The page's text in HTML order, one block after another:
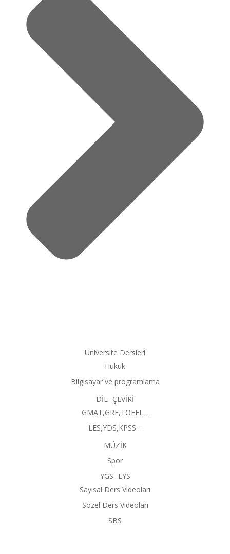
Üniversite Dersleri
Hukuk
Bilgisayar ve programlama
DİL- ÇEVİRİ
GMAT,GRE,TOEFL…
LES,YDS,KPSS…
MÜZİK
Spor
YGS -LYS
Sayısal Ders Videoları
Sözel Ders Videoları
SBS